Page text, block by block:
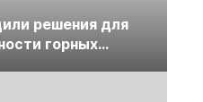
решения для
горных